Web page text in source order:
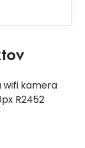
wifi kamera
R2452